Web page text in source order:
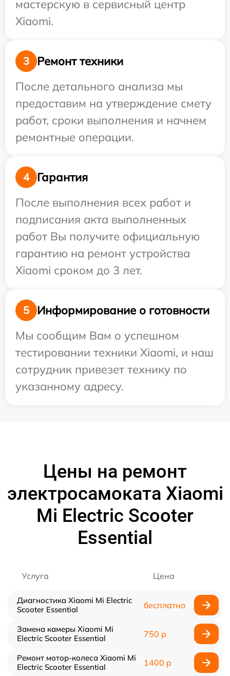
мастерскую в сервисный центр
Xiaomi.
3
Ремонт техники
После детального анализа мы
предоставим на утверждение смету
работ, сроки выполнения и начнем
ремонтные операции.
4
Гарантия
После выполнения всех работ и
подписания акта выполненных
работ Вы получите официальную
гарантию на ремонт устройства
Xiaomi сроком до 3 лет.
5
Информирование о готовности
Мы сообщим Вам о успешном
тестировании техники Xiaomi, и наш
сотрудник привезет технику по
указанному адресу.
Цены на ремонт
электросамоката Xiaomi
Mi Electric Scooter
Essential
Услуга Цена
Диагностика Xiaomi Mi Electric
Scooter Essential
бесплатно
Замена камеры Xiaomi Mi
Electric Scooter Essential
750 р
Ремонт мотор-колеса Xiaomi Mi
Electric Scooter Essential
1400 р